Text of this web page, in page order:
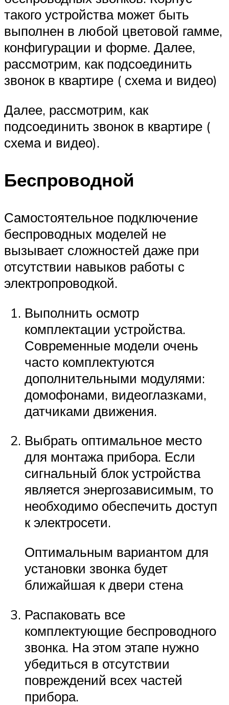
такого устройства может быть
выполнен в любой цветовой гамме,
конфигурации и форме. Далее,
рассмотрим, как подсоединить
звонок в квартире ( схема и видео)
Далее, рассмотрим, как
подсоединить звонок в квартире (
схема и видео).
Беспроводной
Самостоятельное подключение
беспроводных моделей не
вызывает сложностей даже при
отсутствии навыков работы с
электропроводкой.
Выполнить осмотр
комплектации устройства.
Современные модели очень
часто комплектуются
дополнительными модулями:
домофонами, видеоглазками,
датчиками движения.
Выбрать оптимальное место
для монтажа прибора. Если
сигнальный блок устройства
является энергозависимым, то
необходимо обеспечить доступ
к электросети.
Оптимальным вариантом для
установки звонка будет
ближайшая к двери стена
Распаковать все
комплектующие беспроводного
звонка. На этом этапе нужно
убедиться в отсутствии
повреждений всех частей
прибора.